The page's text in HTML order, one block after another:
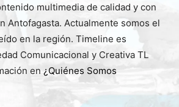
multimedia de calidad y con
Antofagasta. Actualmente somos el
en la región. Timeline es
Comunicacional y Creativa TL
en ¿Quiénes Somos